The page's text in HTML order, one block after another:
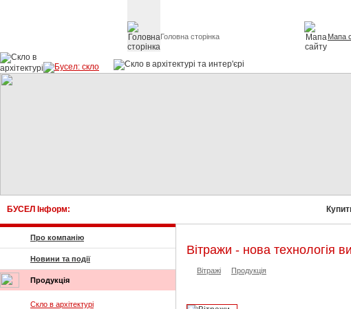
Головна сторінка Мапа
БУСЕЛ Інформ: Купити
Про компанію
Новини та події
Продукція
Скло в архітектурі
Вітражи - нова технологія
Вітражі Продукція